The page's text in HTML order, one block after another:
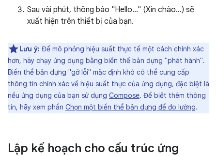
Sau vài phút, thông báo "Hello..." (Xin chào...) sẽ
xuất hiện trên thiết bị của bạn.
Lưu ý: Để mô phỏng hiệu suất thực tế một cách chính xác
hơn, hãy chạy ứng dụng bằng biến thể bản dựng "phát hành".
Biến thể bản dựng "gỡ lỗi" mặc định khó có thể cung cấp
thông tin chính xác về hiệu suất thực của ứng dụng, đặc biệt là
nếu ứng dụng của bạn sử dụng Compose. Để biết thêm thông
tin, hãy xem phần Chọn một biến thể bản dựng để đo lường.
Lập kế hoạch cho cấu trúc ứng